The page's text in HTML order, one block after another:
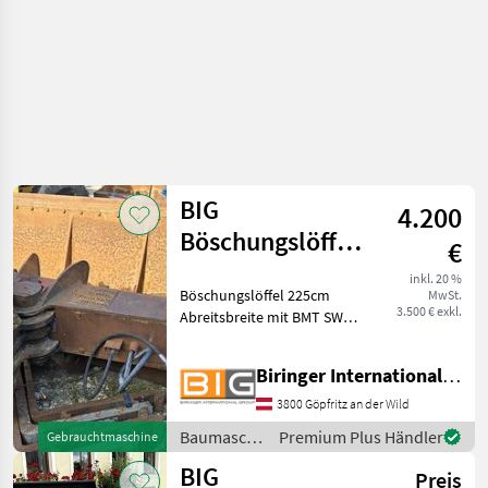
Gebrauchtmaschine
BIG
Böschungslöffel
Abreitsbreite
4.200
€
inkl. 20 %
MwSt.
3.500 € exkl.
Böschungslöffel 225cm
Abreitsbreite mit BMT SW3
Biringer International GmbH
3800 Göpfritz an der Wild
Baumaschinen
/ BIG
Premium Plus Händler
BIG
Preis